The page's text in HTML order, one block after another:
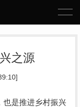
之源
也是推进乡村振兴